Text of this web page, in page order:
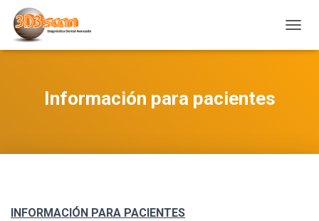
A
Información para pacientes
INFORMACIÓN PARA PACIENTES